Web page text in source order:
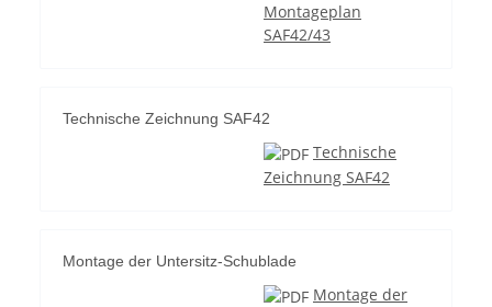
Montageplan
SAF42/43
Technische Zeichnung SAF42
Technische
Zeichnung SAF42
Montage der Untersitz-Schublade
Montage der